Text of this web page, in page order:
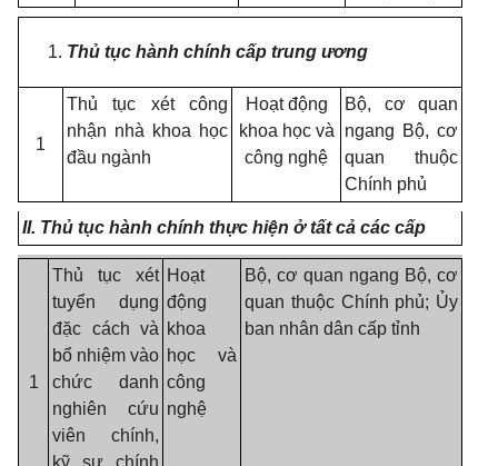
Thủ tục hành chính cấp trung ương
1
Thủ tục xét công
nhận nhà khoa học
đầu ngành
Hoạt động
khoa học và
công nghệ
Bộ, cơ quan
ngang Bộ, cơ
quan thuộc
Chính phủ
II. Thủ tục hành chính thực hiện ở tất cả các cấp
1
Thủ tục xét
tuyển dụng
đặc cách và
bổ nhiệm vào
chức danh
nghiên cứu
viên chính,
kỹ sư chính
Hoạt
động
khoa
học và
công
nghệ
Bộ, cơ quan ngang Bộ, cơ
quan thuộc Chính phủ; Ủy
ban nhân dân cấp tỉnh